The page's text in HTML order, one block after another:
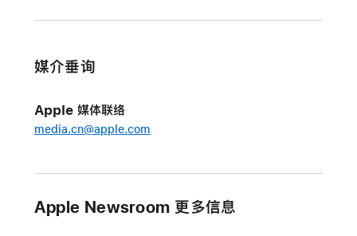
媒介垂询
Apple 媒体联络
media.cn@apple.com
Apple Newsroom 更多信息